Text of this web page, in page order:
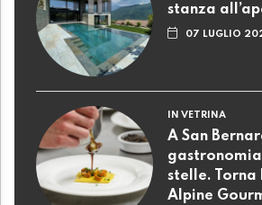
stanza
07 LUGLIO
IN VETRINA
A San
stelle. Torna
Alpine